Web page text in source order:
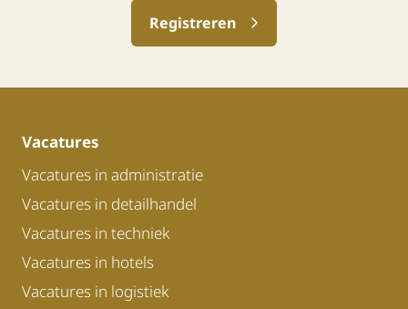
Registreren
Vacatures
Vacatures in administratie
Vacatures in detailhandel
Vacatures in techniek
Vacatures in hotels
Vacatures in logistiek